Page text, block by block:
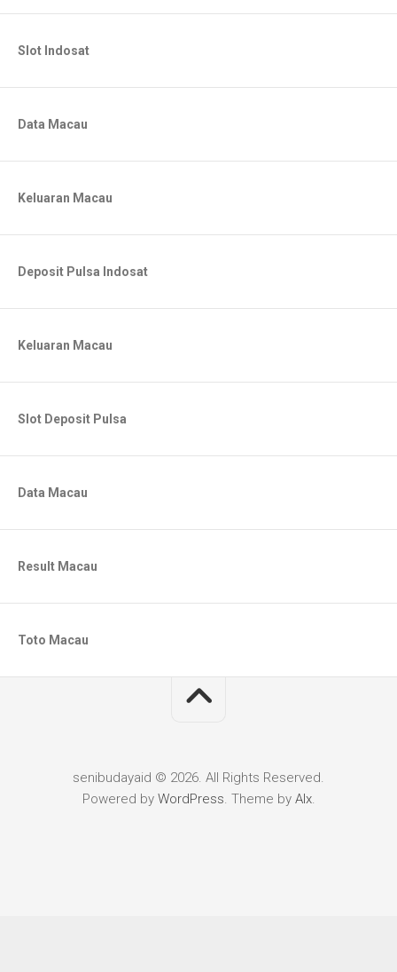
Slot Indosat
Data Macau
Keluaran Macau
Deposit Pulsa Indosat
Keluaran Macau
Slot Deposit Pulsa
Data Macau
Result Macau
Toto Macau
senibudayaid © 2026. All Rights Reserved.
Powered by WordPress. Theme by Alx.